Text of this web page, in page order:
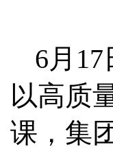
6月
以高质
课，集